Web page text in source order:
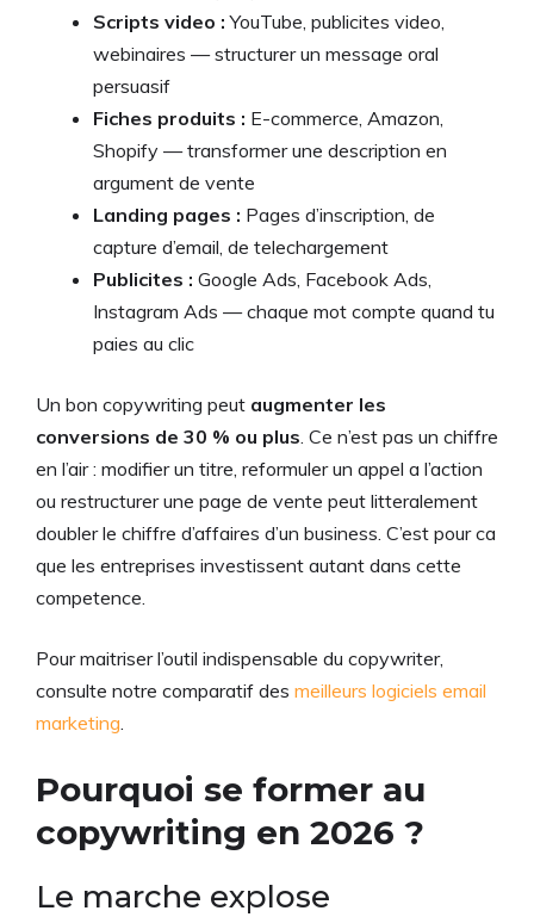
Scripts video : YouTube, publicites video,
webinaires — structurer un message oral
persuasif
Fiches produits : E-commerce, Amazon,
Shopify — transformer une description en
argument de vente
Landing pages : Pages d’inscription, de
capture d’email, de telechargement
Publicites : Google Ads, Facebook Ads,
Instagram Ads — chaque mot compte quand tu
paies au clic
Un bon copywriting peut augmenter les
conversions de 30 % ou plus . Ce n’est pas un chiffre
en l’air : modifier un titre, reformuler un appel a l’action
ou restructurer une page de vente peut litteralement
doubler le chiffre d’affaires d’un business. C’est pour ca
que les entreprises investissent autant dans cette
competence.
Pour maitriser l’outil indispensable du copywriter,
consulte notre comparatif des meilleurs logiciels email
marketing
Pourquoi se former au
copywriting en 2026 ?
Le marche explose